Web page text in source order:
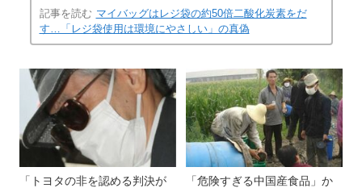
記事を読む マイバッグはレジ袋の約50倍二酸化炭素をだ
す…「レジ袋使用は環境にやさしい」の真偽
「トヨタの非を認める判決が
「危険すぎる中国産食品」か